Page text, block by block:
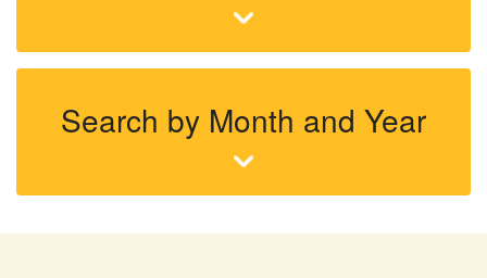
Search by Month and Year